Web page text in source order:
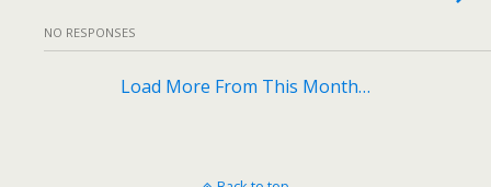
NO RESPONSES
Load More From This Month…